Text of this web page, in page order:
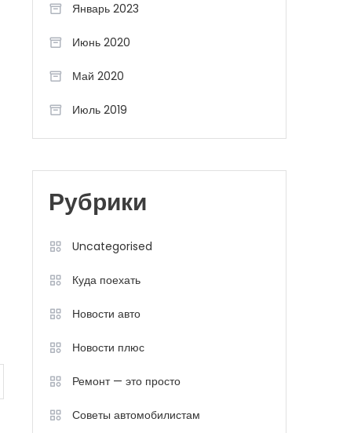
Январь 2023
Июнь 2020
Май 2020
Июль 2019
Рубрики
Uncategorised
Куда поехать
Новости авто
Новости плюс
Ремонт — это просто
Советы автомобилистам